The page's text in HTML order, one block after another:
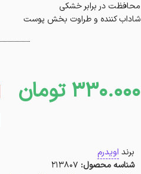
محافظت در برابر خشکی
شاداب کننده و طراوت بخش پوست
330.000 تومان
برند اویدرم
شناسه محصول: 213807